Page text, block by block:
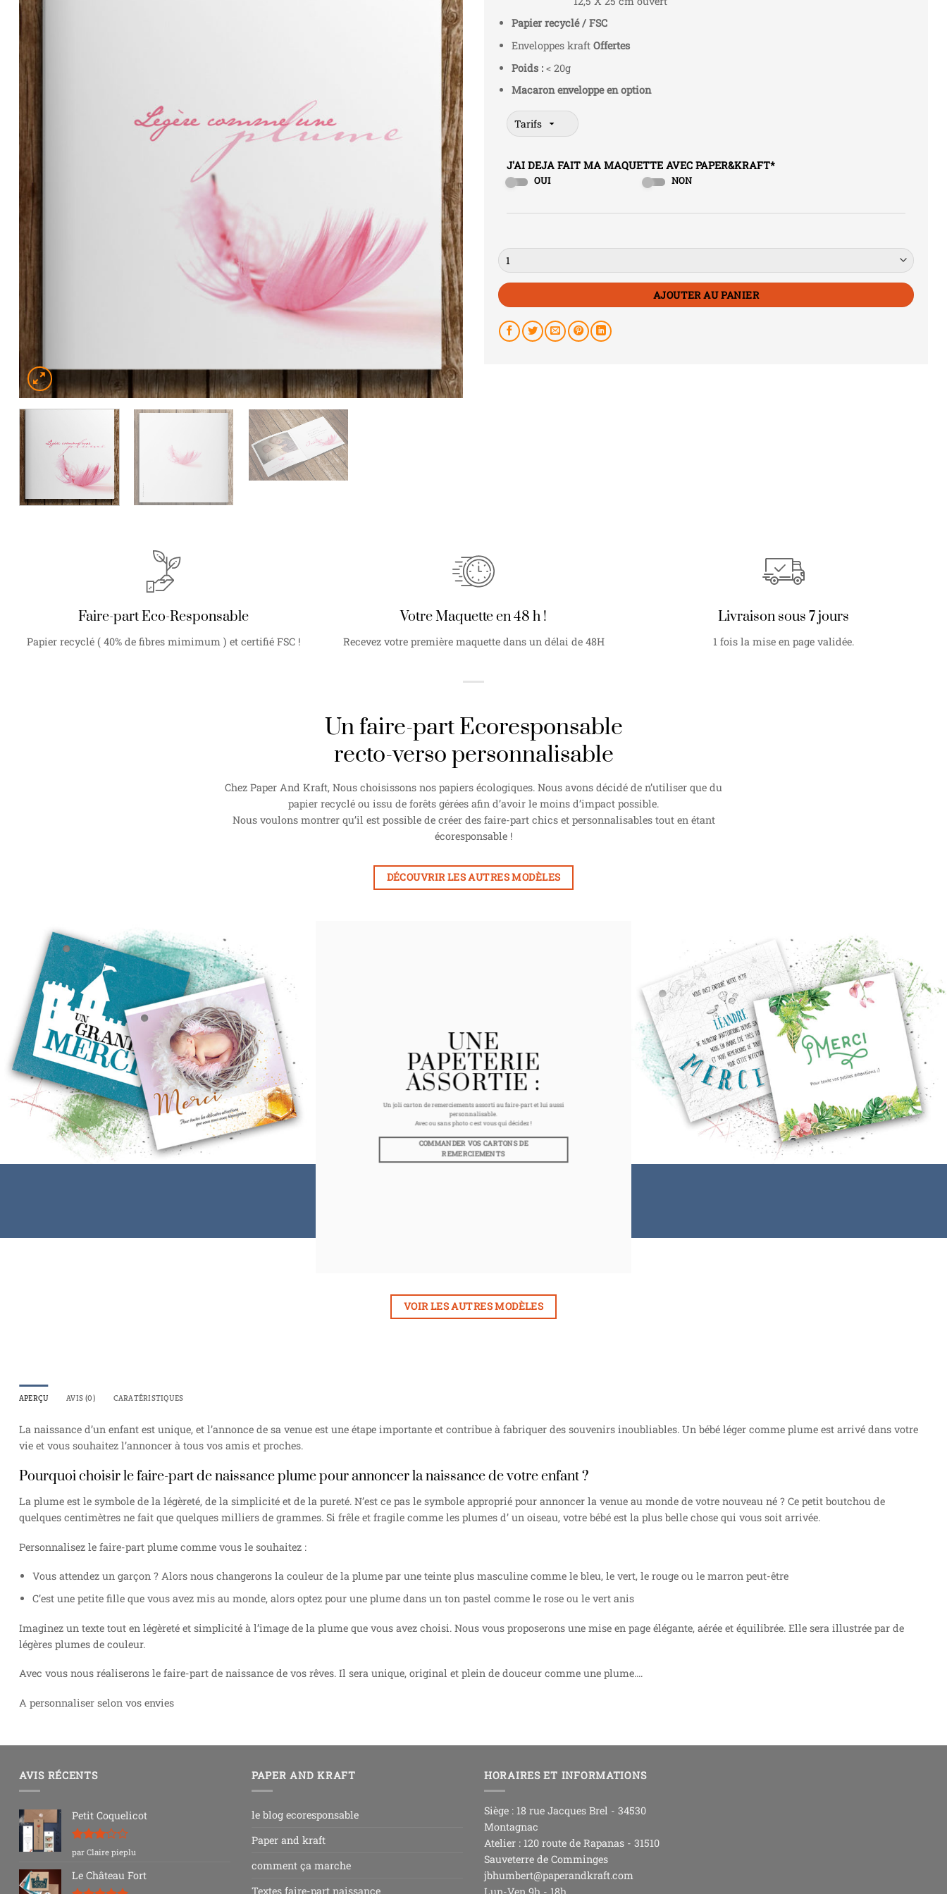
Papier recyclé / FSC
Enveloppes kraft Offertes
Poids :< 20g
Macaron enveloppe en option
J'AI DEJA FAIT MA MAQUETTE AVEC PAPER&KRAFT*
OUI NON
Quantité
AJOUTER AU PANIER
Faire-part Eco-Responsable
Papier recyclé ( 40% de fibres mimimum ) et certifié FSC !
Votre Maquette en 48 h !
Recevez votre première maquette dans un délai de 48H
Livraison sous 7 jours
1 fois la mise en page validée.
Un faire-part Ecoresponsable
recto-verso personnalisable
Chez Paper And Kraft, Nous choisissons nos papiers écologiques. Nous avons décidé de n’utiliser que du
papier recyclé ou issu de forêts gérées afin d’avoir le moins d’impact possible.
Nous voulons montrer qu’il est possible de créer des faire-part chics et personnalisables tout en étant
écoresponsable !
DÉCOUVRIR LES AUTRES MODÈLES
UNE
PAPETERIE
ASSORTIE :
Un joli carton de remerciements assorti au faire-part et lui aussi
personnalisable.
Avec ou sans photo c est vous qui décidez !
COMMANDER VOS CARTONS DE
REMERCIEMENTS
VOIR LES AUTRES MODÈLES
APERÇU AVIS (0) CARATÉRISTIQUES
La naissance d’un enfant est unique, et l’annonce de sa venue est une étape importante et contribue à fabriquer des souvenirs inoubliables. Un bébé léger comme plume est arrivé dans votre
vie et vous souhaitez l’annoncer à tous vos amis et proches.
Pourquoi choisir le faire-part de naissance plume pour annoncer la naissance de votre enfant ?
La plume est le symbole de la légèreté, de la simplicité et de la pureté. N’est ce pas le symbole approprié pour annoncer la venue au monde de votre nouveau né ? Ce petit boutchou de
quelques centimètres ne fait que quelques milliers de grammes. Si frêle et fragile comme les plumes d’ un oiseau, votre bébé est la plus belle chose qui vous soit arrivée.
Personnalisez le faire-part plume comme vous le souhaitez :
Vous attendez un garçon ? Alors nous changerons la couleur de la plume par une teinte plus masculine comme le bleu, le vert, le rouge ou le marron peut-être
C’est une petite fille que vous avez mis au monde, alors optez pour une plume dans un ton pastel comme le rose ou le vert anis
Imaginez un texte tout en légèreté et simplicité à l’image de la plume que vous avez choisi. Nous vous proposerons une mise en page élégante, aérée et équilibrée. Elle sera illustrée par de
légères plumes de couleur.
Avec vous nous réaliserons le faire-part de naissance de vos rêves. Il sera unique, original et plein de douceur comme une plume….
A personnaliser selon vos envies
AVIS RÉCENTS
Petit Coquelicot
Note3
par Claire pieplu
Le Château Fort
PAPER AND KRAFT
le blog ecoresponsable
Paper and kraft
comment ça marche
Textes faire-part naissance
HORAIRES ET INFORMATIONS
Siège : 18 rue Jacques Brel - 34530
Montagnac
Atelier : 120 route de Rapanas - 31510
Sauveterre de Comminges
jbhumbert@paperandkraft.com